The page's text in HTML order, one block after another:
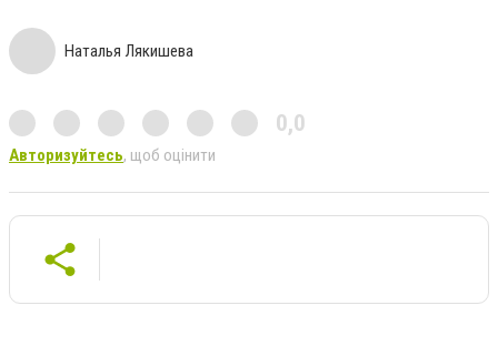
Наталья Лякишева
0,0
Авторизуйтесь, щоб оцінити